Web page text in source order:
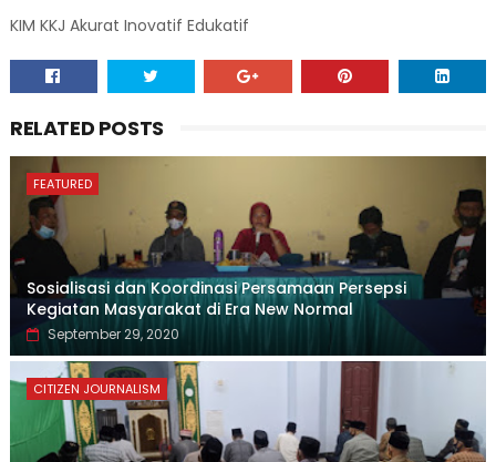
KIM KKJ Akurat Inovatif Edukatif
RELATED POSTS
FEATURED
Sosialisasi dan Koordinasi Persamaan Persepsi
Kegiatan Masyarakat di Era New Normal
September 29, 2020
CITIZEN JOURNALISM